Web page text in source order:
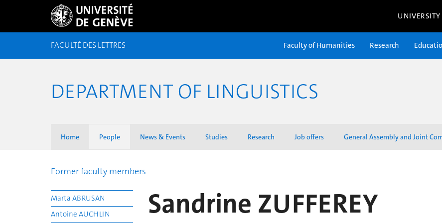
UNIVERSITY
FACULTÉ DES LETTRES Faculty of Humanities Research
DEPARTMENT OF LINGUISTICS
Home People News & Events Studies Research Job offers General Assembly and Joint
Former faculty members
Marta ABRUSAN
Antoine AUCHLIN
Sandrine ZUFFEREY